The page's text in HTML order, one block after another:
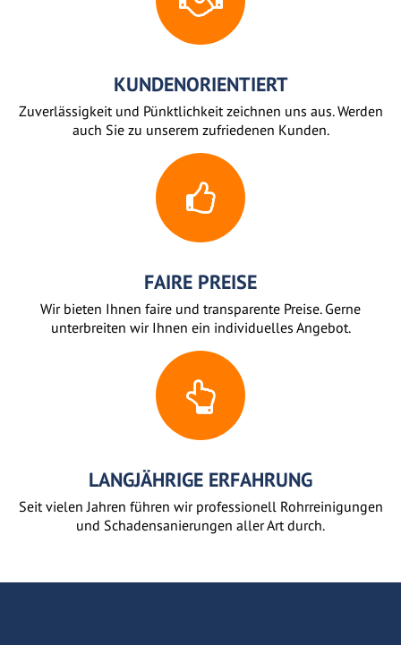
KUNDENORIENTIERT
Zuverlässigkeit und Pünktlichkeit zeichnen uns aus. Werden
auch Sie zu unserem zufriedenen Kunden.
FAIRE PREISE
Wir bieten Ihnen faire und transparente Preise. Gerne
unterbreiten wir Ihnen ein individuelles Angebot.
LANGJÄHRIGE ERFAHRUNG
Seit vielen Jahren führen wir professionell Rohrreinigungen
und Schadensanierungen aller Art durch.